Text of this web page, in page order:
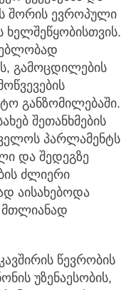
შორის ევროპული
ხელშეწყობისთვის.
გამოცდილების
განზომილებაში.
შეთანხმების
პარლამენტს
და შედეგზე
ძლიერი
აისახებოდა
მთლიანად
წევრობის
უზენაესობის,